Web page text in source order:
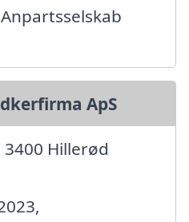
ApS
Hillerød